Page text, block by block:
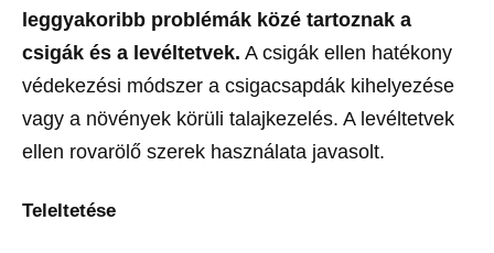
leggyakoribb problémák közé tartoznak a
csigák és a levéltetvek. A csigák ellen hatékony
védekezési módszer a csigacsapdák kihelyezése
vagy a növények körüli talajkezelés. A levéltetvek
ellen rovarölő szerek használata javasolt.
Teleltetése